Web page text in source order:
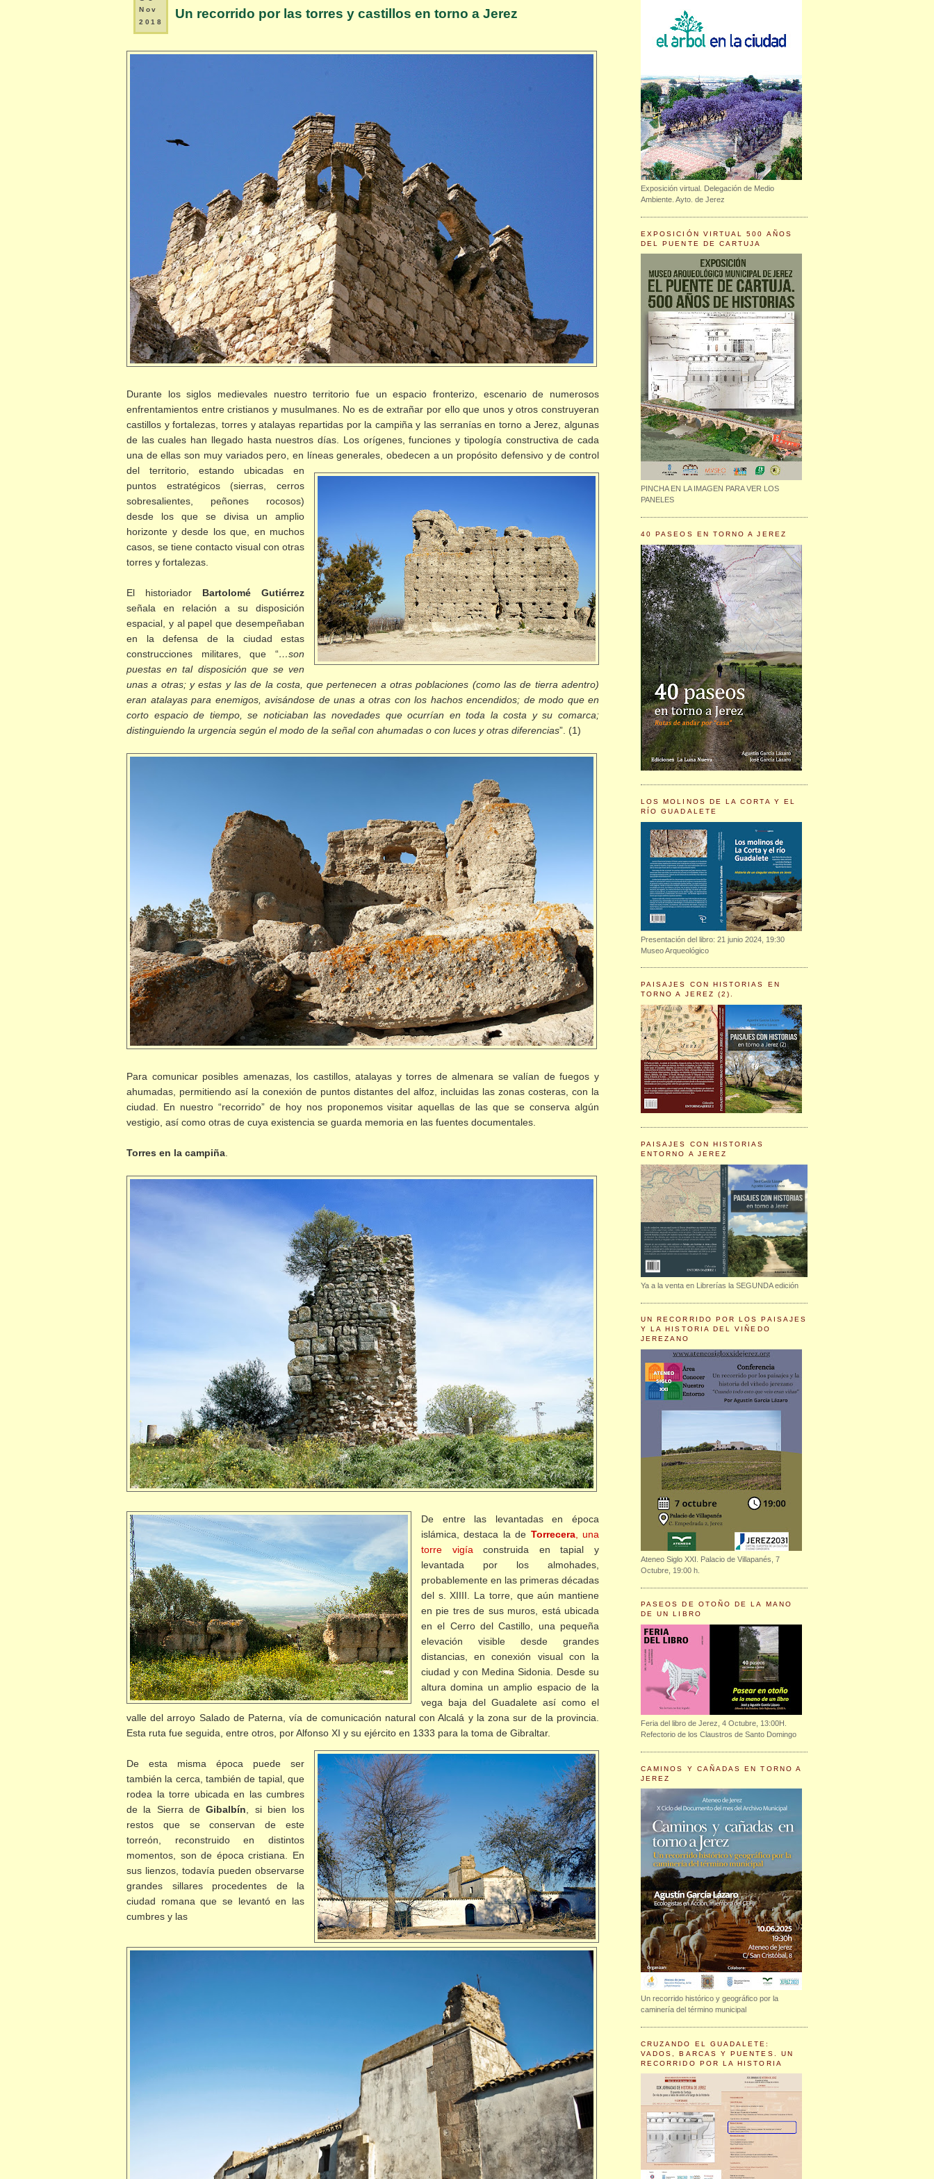
Nov
2018
Un recorrido por las torres y castillos en torno a Jerez
Durante los siglos medievales nuestro territorio fue un espacio fronterizo, escenario de numerosos
enfrentamientos entre cristianos y musulmanes. No es de extrañar por ello que unos y otros construyeran
castillos y fortalezas, torres y atalayas repartidas por la campiña y las serranías en torno a Jerez, algunas
de las cuales han llegado hasta nuestros días. Los orígenes, funciones y tipología constructiva de cada
una de ellas son muy variados pero, en líneas generales, obedecen a un propósito defensivo y de control
del territorio, estando ubicadas en
puntos estratégicos (sierras, cerros
sobresalientes, peñones rocosos)
desde los que se divisa un amplio
horizonte y desde los que, en muchos
casos, se tiene contacto visual con otras
torres y fortalezas.
El historiador Bartolomé Gutiérrez
señala en relación a su disposición
espacial, y al papel que desempeñaban
en la defensa de la ciudad estas
construcciones militares, que “…son
puestas en tal disposición que se ven
unas a otras; y estas y las de la costa, que pertenecen a otras poblaciones (como las de tierra adentro)
eran atalayas para enemigos, avisándose de unas a otras con los hachos encendidos; de modo que en
corto espacio de tiempo, se noticiaban las novedades que ocurrían en toda la costa y su comarca;
distinguiendo la urgencia según el modo de la señal con ahumadas o con luces y otras diferencias”. (1)
Para comunicar posibles amenazas, los castillos, atalayas y torres de almenara se valían de fuegos y
ahumadas, permitiendo así la conexión de puntos distantes del alfoz, incluidas las zonas costeras, con la
ciudad. En nuestro “recorrido” de hoy nos proponemos visitar aquellas de las que se conserva algún
vestigio, así como otras de cuya existencia se guarda memoria en las fuentes documentales.
Torres en la campiña.
De entre las levantadas en época
islámica, destaca la de Torrecera, una
torre vigíaconstruida en tapial y
levantada por los almohades,
probablemente en las primeras décadas
del s. XIIII. La torre, que aún mantiene
en pie tres de sus muros, está ubicada
en el Cerro del Castillo, una pequeña
elevación visible desde grandes
distancias, en conexión visual con la
ciudad y con Medina Sidonia. Desde su
altura domina un amplio espacio de la
vega baja del Guadalete así como el
valle del arroyo Salado de Paterna, vía de comunicación natural con Alcalá y la zona sur de la provincia.
Esta ruta fue seguida, entre otros, por Alfonso XI y su ejército en 1333 para la toma de Gibraltar.
De esta misma época puede ser
también la cerca, también de tapial, que
rodea la torre ubicada en las cumbres
de la Sierra deGibalbín, si bien los
restos que se conservan de este
torreón, reconstruido en distintos
momentos, son de época cristiana. En
sus lienzos, todavía pueden observarse
grandes sillares procedentes de la
ciudad romana que se levantó en las
cumbres y las
Exposición virtual. Delegación de Medio
Ambiente. Ayto. de Jerez
EXPOSICIÓN VIRTUAL 500 AÑOS
DEL PUENTE DE CARTUJA
PINCHA EN LA IMAGEN PARA VER LOS
PANELES
40 PASEOS EN TORNO A JEREZ
LOS MOLINOS DE LA CORTA Y EL
RÍO GUADALETE
Presentación del libro: 21 junio 2024, 19:30
Museo Arqueológico
PAISAJES CON HISTORIAS EN
TORNO A JEREZ (2).
PAISAJES CON HISTORIAS
ENTORNO A JEREZ
Ya a la venta en Librerías la SEGUNDA edición
UN RECORRIDO POR LOS PAISAJES
Y LA HISTORIA DEL VIÑEDO
JEREZANO
Ateneo Siglo XXI. Palacio de Villapanés, 7
Octubre, 19:00 h.
PASEOS DE OTOÑO DE LA MANO
DE UN LIBRO
Feria del libro de Jerez, 4 Octubre, 13:00H.
Refectorio de los Claustros de Santo Domingo
CAMINOS Y CAÑADAS EN TORNO A
JEREZ
Un recorrido histórico y geográfico por la
caminería del término municipal
CRUZANDO EL GUADALETE:
VADOS, BARCAS Y PUENTES. UN
RECORRIDO POR LA HISTORIA